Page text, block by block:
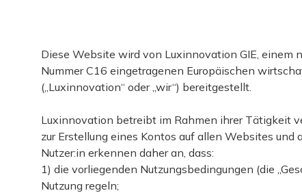
Diese Website wird von Luxinnovation GIE, einem
Nummer C16 eingetragenen Europäischen
(„Luxinnovation“ oder „wir“) bereitgestellt.
Luxinnovation betreibt im Rahmen ihrer Tätigkeit
zur Erstellung eines Kontos auf allen Websites
Nutzer:in erkennen daher an, dass:
1) die vorliegenden Nutzungsbedingungen (die
Nutzung regeln;